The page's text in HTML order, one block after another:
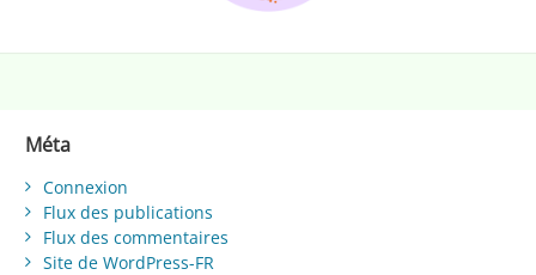
Méta
Connexion
Flux des publications
Flux des commentaires
Site de WordPress-FR